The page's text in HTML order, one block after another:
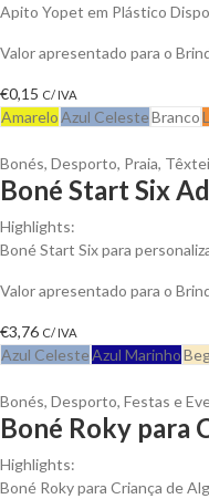
Apito Yopet em Plástico
Valor apresentado para o
€0,15 C/ IVA
AmareloAzul CelesteBranco
Bonés, Desporto, Praia,
Boné Start Six
Highlights:
Boné Start Six para
Valor apresentado para o
€3,76 C/ IVA
Azul CelesteAzul Marinho
Bonés, Desporto, Festas e
Boné Roky para
Highlights:
Boné Roky para Criança de